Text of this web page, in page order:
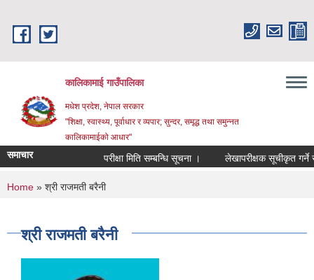
कालिकामाई गाउँपालिका
मधेश प्रदेश, नेपाल सरकार
"शिक्षा, स्वास्थ्य, पूर्वाधार र व्यपार; सुन्दर, समृद्ध तथा समुन्नत
कालिकामाईको आधार"
समाचार परीक्षा मिति सम्बन्धि सूचना । लेखापरीक्षक सूचीकृत गर्ने
You are here
Home » श्री राजमती बरैनी
श्री राजमती बरैनी